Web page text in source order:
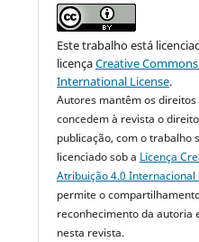
Este trabalho está
licençaCreative
International License.
Autores mantêm os
concedem à revista o
publicação, com o trabalho
licenciado sob a Licença
Atribuição 4.0 Internacional
permite o
reconhecimento da autoria
nesta revista.